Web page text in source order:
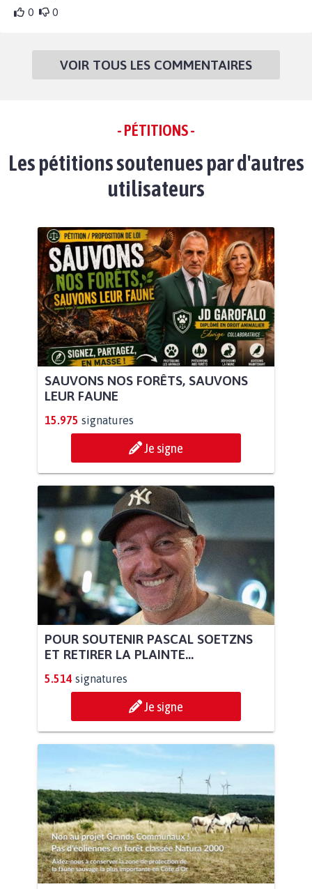
0 0
VOIR TOUS LES COMMENTAIRES
- PÉTITIONS -
Les pétitions soutenues par d'autres
utilisateurs
SAUVONS NOS FORÊTS, SAUVONS
LEUR FAUNE
15.975 signatures
Je signe
POUR SOUTENIR PASCAL SOETZNS
ET RETIRER LA PLAINTE...
5.514 signatures
Je signe